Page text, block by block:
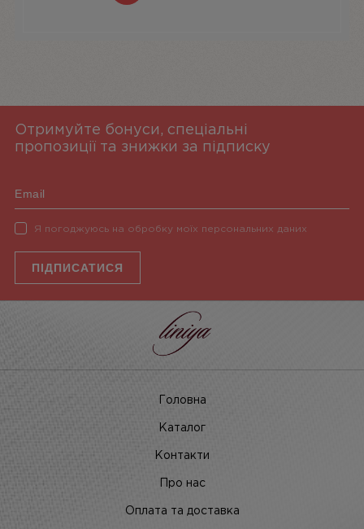
Отримуйте бонуси, спеціальні
пропозиції та знижки за підписку
Я погоджуюсь на обробку моїх персональних даних
ПІДПИСАТИСЯ
Головна
Каталог
Контакти
Про нас
Оплата та доставка